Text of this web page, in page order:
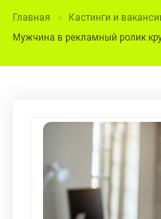
Главная Кастинги и
Мужчина в рекламный ролик